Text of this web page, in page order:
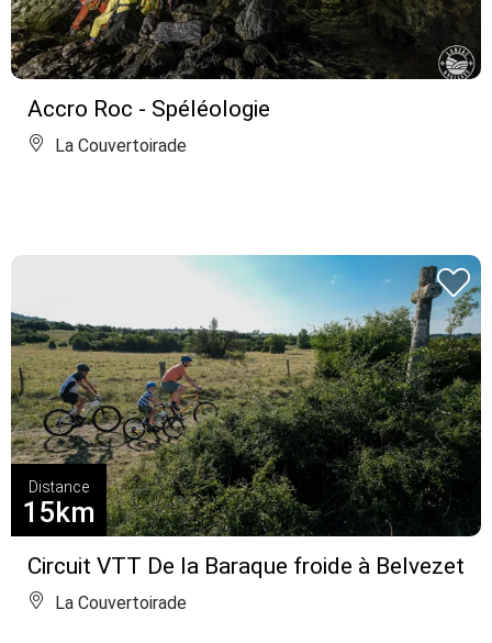
Accro Roc - Spéléologie
La Couvertoirade
Circuit VTT De la Baraque froide à Belvezet
Distance
15km
La Couvertoirade